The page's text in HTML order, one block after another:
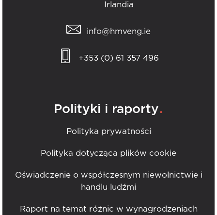
Irlandia
info@hmveng.ie
+353 (0) 61 357 496
Polityki i raporty.
Polityka prywatności
Polityka dotycząca plików cookie
Oświadczenie o współczesnym niewolnictwie i
handlu ludźmi
Raport na temat różnic w wynagrodzeniach